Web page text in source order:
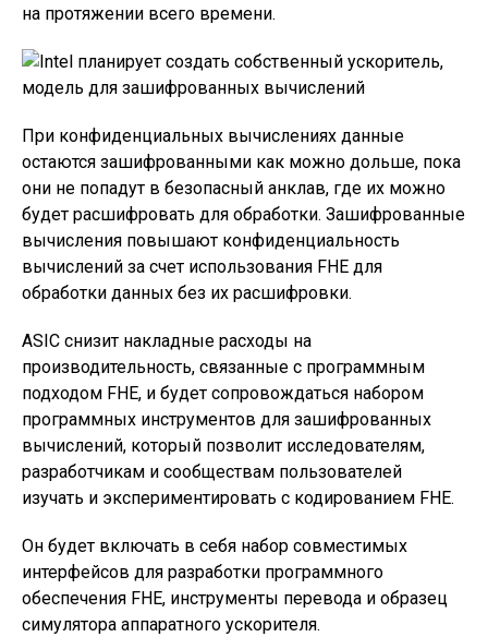
на протяжении всего времени.
При конфиденциальных вычислениях данные
остаются зашифрованными как можно дольше, пока
они не попадут в безопасный анклав, где их можно
будет расшифровать для обработки. Зашифрованные
вычисления повышают конфиденциальность
вычислений за счет использования FHE для
обработки данных без их расшифровки.
ASIC снизит накладные расходы на
производительность, связанные с программным
подходом FHE, и будет сопровождаться набором
программных инструментов для зашифрованных
вычислений, который позволит исследователям,
разработчикам и сообществам пользователей
изучать и экспериментировать с кодированием FHE.
Он будет включать в себя набор совместимых
интерфейсов для разработки программного
обеспечения FHE, инструменты перевода и образец
симулятора аппаратного ускорителя.